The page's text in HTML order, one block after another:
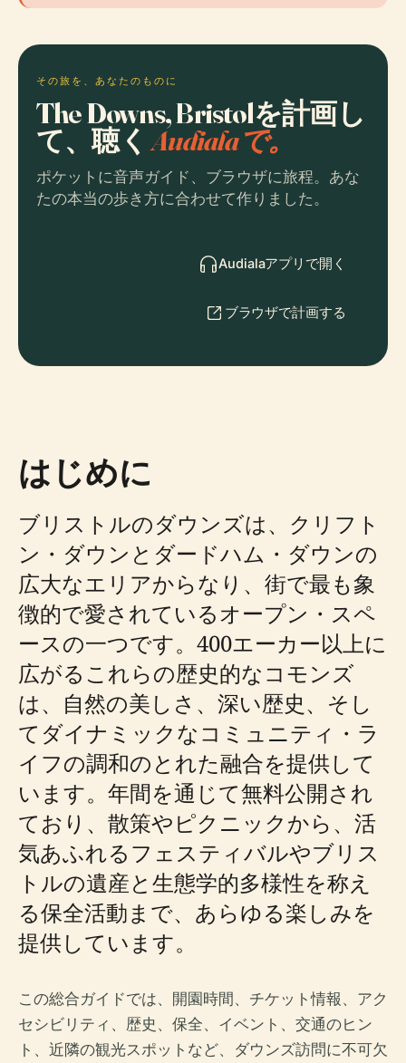
その旅を、あなたのものに
The Downs, Bristolを計画し
て、聴くAudialaで。
ポケットに音声ガイド、ブラウザに旅程。あな
たの本当の歩き方に合わせて作りました。
Audialaアプリで開く
ブラウザで計画する
はじめに
ブリストルのダウンズは、クリフト
ン・ダウンとダードハム・ダウンの
広大なエリアからなり、街で最も象
徴的で愛されているオープン・スペ
ースの一つです。400エーカー以上に
広がるこれらの歴史的なコモンズ
は、自然の美しさ、深い歴史、そし
てダイナミックなコミュニティ・ラ
イフの調和のとれた融合を提供して
います。年間を通じて無料公開され
ており、散策やピクニックから、活
気あふれるフェスティバルやブリス
トルの遺産と生態学的多様性を称え
る保全活動まで、あらゆる楽しみを
提供しています。
この総合ガイドでは、開園時間、チケット情報、アク
セシビリティ、歴史、保全、イベント、交通のヒン
ト、近隣の観光スポットなど、ダウンズ訪問に不可欠